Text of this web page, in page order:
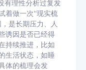
有理性分析过复发
着做一次“现实梳
是长期压力、人
诱因是否已经得
持续推进，比如
生活状态，如睡
体的梳理会发